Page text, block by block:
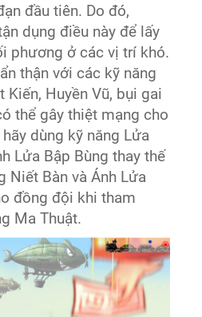
đầu tiên. Do đó,
dụng điều này để lấy
phương ở các vị trí khó.
thận với các kỹ năng
Kiến, Huyền Vũ, bụi gai
thể gây thiệt mạng cho
dùng kỹ năng Lửa
Lửa Bập Bùng thay thế
Niết Bàn và Ánh Lửa
đồng đội khi tham
Ma Thuật.